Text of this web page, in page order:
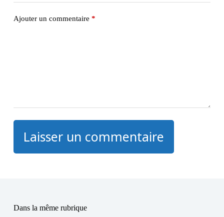
Ajouter un commentaire *
Laisser un commentaire
Dans la même rubrique